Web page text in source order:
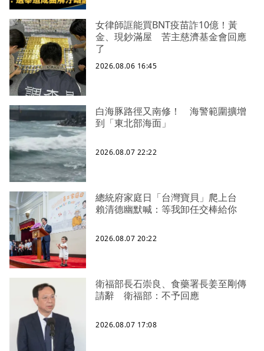
女律師誆能買BNT疫苗詐10億！黃
金、現鈔滿屋 苦主慈濟基金會回應
了
2026.08.06 16:45
白海豚路徑又南修！ 海警範圍擴增
到「東北部海面」
2026.08.07 22:22
總統府家庭日「台灣寶貝」爬上台
賴清德幽默喊：等我卸任交棒給你
2026.08.07 20:22
衛福部長石崇良、食藥署長姜至剛傳
請辭 衛福部：不予回應
2026.08.07 17:08